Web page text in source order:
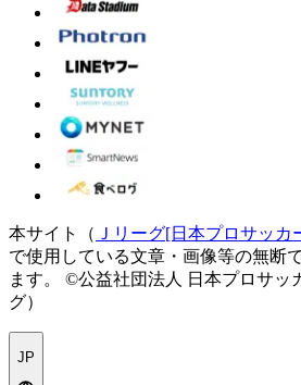
本サイト（ Ｊリーグ[日本プロサッカ
で使用している文章・画像等の無断
ます。
©公益社団法人 日本プロサッ
グ）
JP